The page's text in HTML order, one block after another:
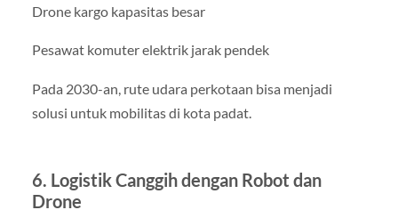
Drone kargo kapasitas besar
Pesawat komuter elektrik jarak pendek
Pada 2030-an, rute udara perkotaan bisa menjadi
solusi untuk mobilitas di kota padat.
6. Logistik Canggih dengan Robot dan
Drone